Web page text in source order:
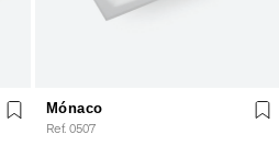
Mónaco
Ref. 0507